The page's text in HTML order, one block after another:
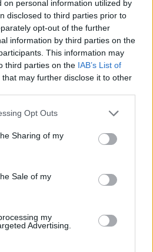
on personal information utilized by
disclosed to third parties prior to
opt-out of the further
information by third parties on the
This information may
third parties on the IAB’s List of
that may further disclose it to other
app uses one or more Google
behaviour. You may click to
and its third-party tags to
purposes in below Google
Opt Outs
Sharing of my
Sale of my
my
Advertising.
egy jó ideig
rendezni, a sepangi pálya
a tegnapi nap
Forma-1-es
sokak kedvenc pályáján
egymás ellen.